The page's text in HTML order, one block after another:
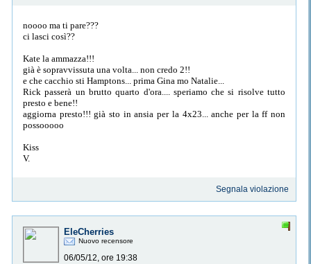
noooo ma ti pare???
ci lasci così??
Kate la ammazza!!!
già è sopravvissuta una volta... non credo 2!!
e che cacchio sti Hamptons... prima Gina mo Natalie...
Rick passerà un brutto quarto d'ora.... speriamo che si risolve tutto
presto e bene!!
aggiorna presto!!! già sto in ansia per la 4x23... anche per la ff non
possooooo
Kiss
V.
Segnala violazione
EleCherries
Nuovo recensore
06/05/12, ore 19:38